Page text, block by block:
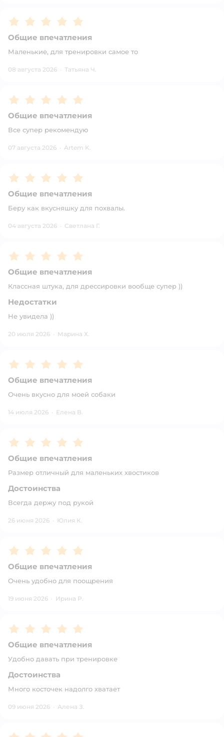
Рейтинг:5
Общие впечатления
Маленькие, для тренировки самое то
08 августа 2026 · Татьяна Ч.
Рейтинг:5
Общие впечатления
Все супер рекомендую
07 августа 2026 · Artem K.
Рейтинг:5
Общие впечатления
Беру как вкусняшку для похвалы.
04 августа 2026 · Светлана Г.
Рейтинг:5
Общие впечатления
Классная штука, для дрессировки вообще супер ))
Недостатки
Не увидела ))
20 июля 2026 · Марина Х.
Рейтинг:5
Общие впечатления
Очень вкусно для моей собаки
14 июля 2026 · Елена В.
Рейтинг:5
Общие впечатления
Размер отличный для маленьких хвостиков
Достоинства
Всегда держу под рукой
26 июня 2026 · Юлия К.
Рейтинг:5
Общие впечатления
Очень удобно для поощрения
19 июня 2026 · Ирина Р.
Рейтинг:5
Общие впечатления
Удобно давать при тренировке
Достоинства
Много косточек надолго хватает
09 июня 2026 · Алена З.
Рейтинг:5